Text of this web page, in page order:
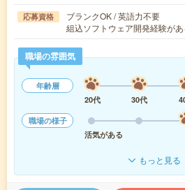
応募資格
ブランクOK / 英語力不要
組込ソフトウェア開発経験が
職場の雰囲気
年齢層
20代
30代
職場の様子
活気がある
もっと見る